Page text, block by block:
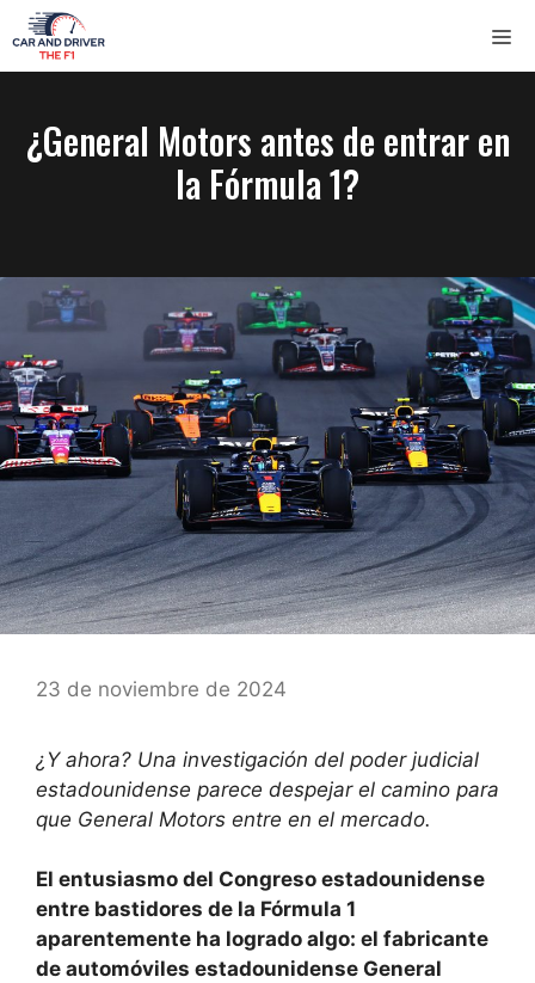
Saltar
al
contenido
¿General Motors antes de entrar en
la Fórmula 1?
23 de noviembre de 2024
¿Y ahora? Una investigación del poder judicial
estadounidense parece despejar el camino para
que General Motors entre en el mercado.
El entusiasmo del Congreso estadounidense
entre bastidores de la Fórmula 1
aparentemente ha logrado algo: el fabricante
de automóviles estadounidense General